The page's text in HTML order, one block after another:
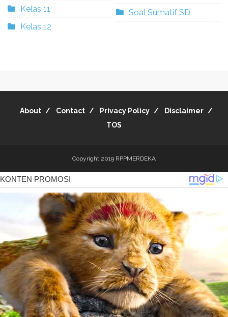
Kelas 11
Kelas 12
Soal Sumatif SD
About Contact Privacy Policy
Disclaimer
TOS
Copyright 2019 RPPMERDEKA